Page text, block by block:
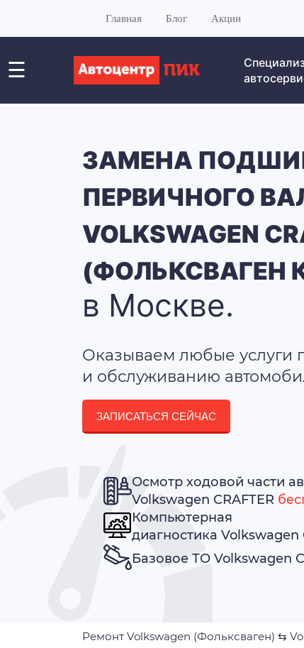
Главная Блог Акции
☰
ЗАМЕНА
ПЕРВИЧНОГО
VOLKSWAGEN
(ФОЛЬКСВАГЕН
в Москве.
Оказываем любые услуги
и обслуживанию
ЗАПИСАТЬСЯ СЕЙЧАС
Осмотр ходовой части
Volkswagen CRAFTER
Компьютерная
диагностика Volkswagen
Базовое ТО Volkswagen
Ремонт Volkswagen (Фольксваген) ⇆